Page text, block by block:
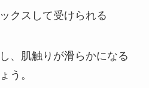
クスして受けられる
、肌触りが滑らかになる
う。